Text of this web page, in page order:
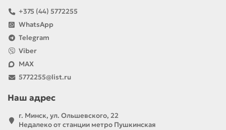
+375 (44) 5772255
WhatsApp
Telegram
Viber
MAX
5772255@list.ru
Наш адрес
г. Минск, ул. Ольшевского, 22
Недалеко от станции метро Пушкинская